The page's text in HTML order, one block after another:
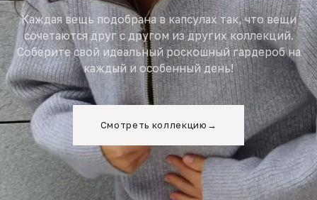
Каждая вещь подобрана в капсулах так, что вещи
сочетаются друг с другом из других коллекций.
Соберите свой идеальный роскошный гардероб на
каждый и особенный день!
Смотреть коллекцию →